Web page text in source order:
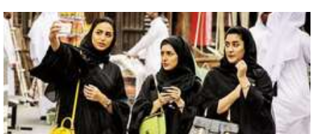
+10